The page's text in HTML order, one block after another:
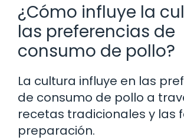
¿Cómo influye la
las preferencias de
consumo de pollo?
La cultura influye en las
de consumo de pollo a
recetas tradicionales y las
preparación.